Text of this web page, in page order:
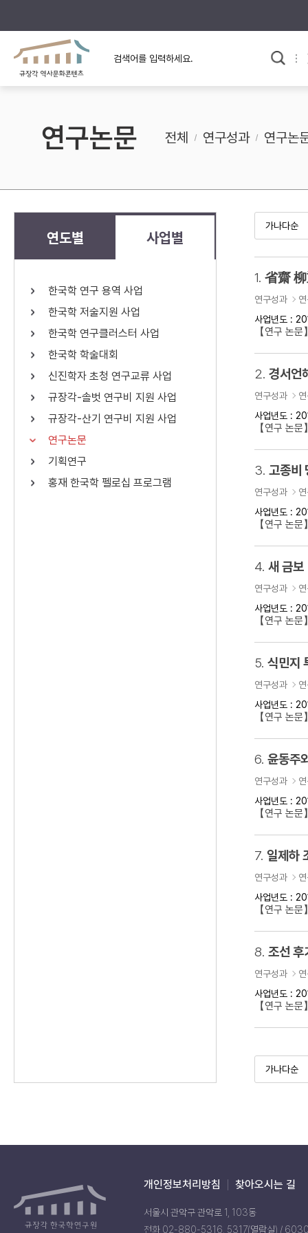
규장각의 어제와 오늘
규장각 소개영상
사료와 문학으로 본
고대
조선 후기
근대
검색 연산자 사용안내
연산자
AND
OR 정조 OR 정약용 “정조” 또는 “
료를 검색
연구논문 전체 연구성과 연구논
연도별 사업별
한국학 연구 용역 사업
한국학 저술지원 사업
한국학 연구클러스터 사업
한국학 학술대회
신진학자 초청 연구교류 사업
규장각-솔벗 연구비 지원 사업
규장각-산기 연구비 지원 사업
연구논문
기획연구
홍재 한국학 펠로십 프로그램
1. 省齋
연구성과
사업년도 :
【연구 논
2. 경서언
연구성과
사업년도 :
【연구 논
3. 고종비
연구성과
사업년도 :
【연구 논
4. 새 금보
연구성과
사업년도 :
【연구 논
5. 식민지
연구성과
사업년도 :
【연구 논
6. 윤동주
연구성과
사업년도 :
【연구 논
7. 일제하
연구성과
사업년도 :
【연구 논
8. 조선
연구성과
사업년도 :
【연구 논
개인정보처리방침 찾아오시는 길
서울시 관악구 관악로 1, 103동
전화 02-880-5316, 5317(열람실) /